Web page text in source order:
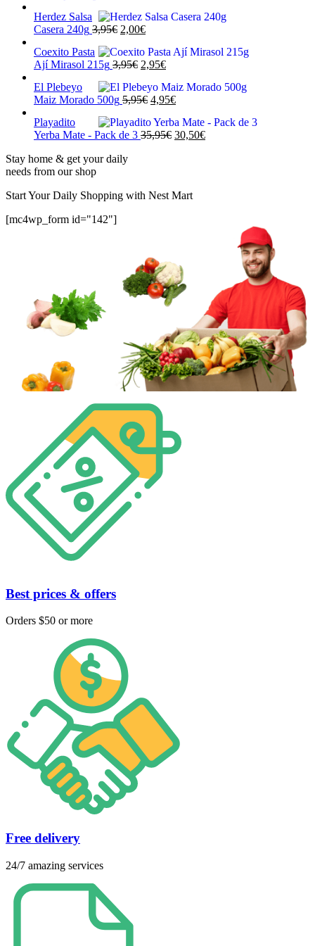
originalactual
Herdez Salsa
Casera 240g 3,95€ El
original
era:
2,00€El
actual
es:
Coexito Pasta
Ají Mirasol 215g 3,95€ El
original
era:
2,95€El
actual
es:
El Plebeyo
Maiz Morado 500g 5,95€ El
original
era:
4,95€El
actual
es:
Playadito
Yerba Mate - Pack de 3 35,95€ El
30,50€El
Stay home & get your daily
needs from our shop
Start Your Daily Shopping with Nest Mart
[mc4wp_form id="142"]
Best prices & offers
Orders $50 or more
Free delivery
24/7 amazing services